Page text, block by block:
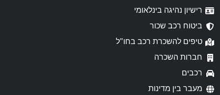
רישיון נהיגה בינלאומי
ביטוח רכב שכור
טיפים להשכרת רכב בחו"ל
חברות השכרה
רכבים
מעבר בין מדינות